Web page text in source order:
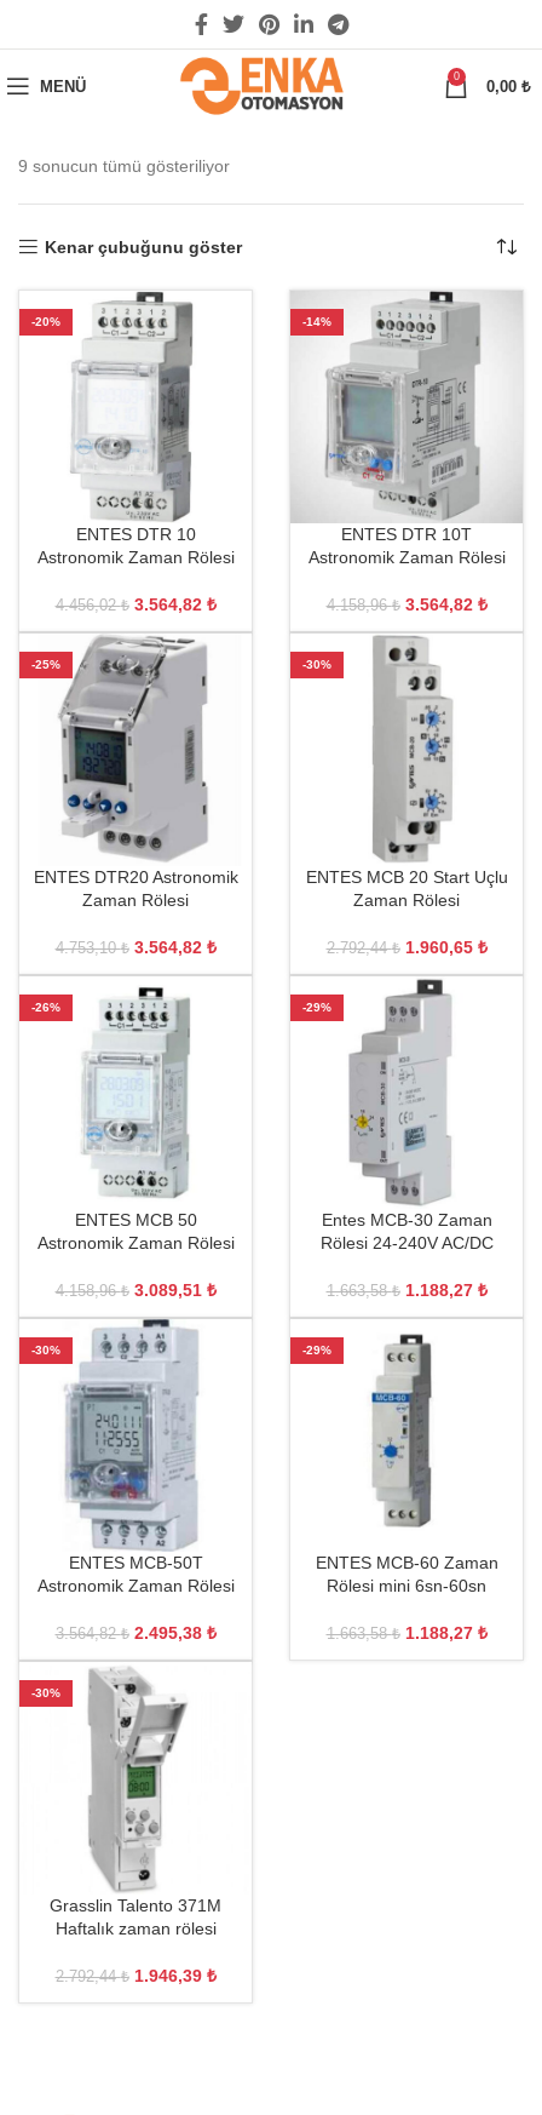
MENÜ
0
0,00 ₺
9 sonucun tümü gösteriliyor
Kenar çubuğunu göster
-20%
ENTES DTR 10
Astronomik Zaman Rölesi
4.456,02₺ 3.564,82 ₺
-14%
ENTES DTR 10T
Astronomik Zaman Rölesi
4.158,96₺ 3.564,82 ₺
-25%
ENTES DTR20 Astronomik
Zaman Rölesi
4.753,10₺ 3.564,82 ₺
-30%
ENTES MCB 20 Start Uçlu
Zaman Rölesi
2.792,44₺ 1.960,65 ₺
-26%
ENTES MCB 50
Astronomik Zaman Rölesi
4.158,96₺ 3.089,51 ₺
-29%
Entes MCB-30 Zaman
Rölesi 24-240V AC/DC
1.663,58₺ 1.188,27 ₺
-30%
ENTES MCB-50T
Astronomik Zaman Rölesi
3.564,82₺ 2.495,38 ₺
-29%
ENTES MCB-60 Zaman
Rölesi mini 6sn-60sn
1.663,58₺ 1.188,27 ₺
-30%
Grasslin Talento 371M
Haftalık zaman rölesi
2.792,44₺ 1.946,39 ₺